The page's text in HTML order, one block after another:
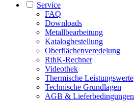
Service
FAQ
Downloads
Metallbearbeitung
Katalogbestellung
Oberflächenveredelung
RthK-Rechner
Videothek
Thermische Leistungswerte
Technische Grundlagen
AGB & Lieferbedingungen